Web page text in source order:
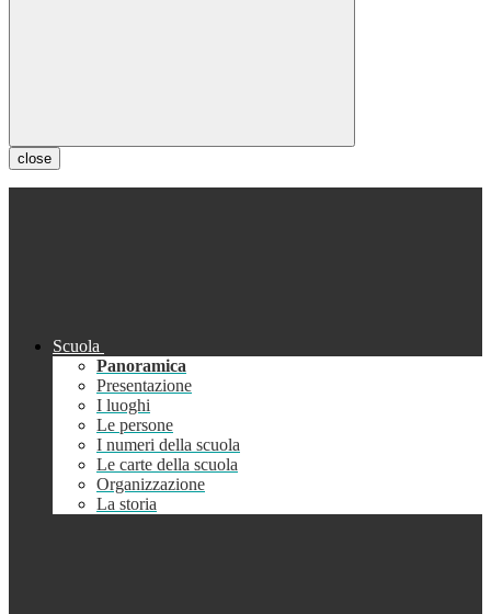
close
Scuola
Panoramica
Presentazione
I luoghi
Le persone
I numeri della scuola
Le carte della scuola
Organizzazione
La storia